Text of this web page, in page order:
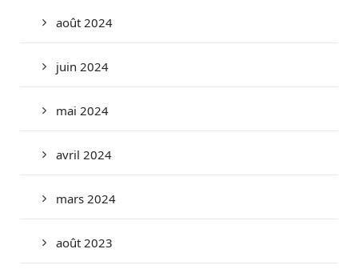
août 2024
juin 2024
mai 2024
avril 2024
mars 2024
août 2023